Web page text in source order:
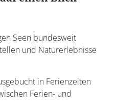
Seen bundesweit
und Naturerlebnisse
in Ferienzeiten
Ferien- und